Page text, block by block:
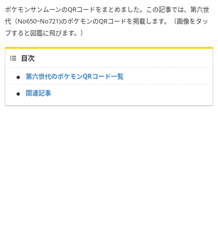
ポケモンサンムーンのQRコードをまとめました。この記事では、第六世
代（No650~No721)のポケモンのQRコードを掲載します。（画像をタッ
プすると図鑑に飛びます。）
目次
第六世代のポケモンQRコード一覧
関連記事